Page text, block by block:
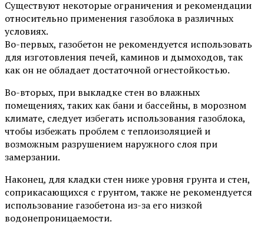
Существуют некоторые ограничения и рекомендации
относительно применения газоблока в различных
условиях.
Во-первых, газобетон не рекомендуется использовать
для изготовления печей, каминов и дымоходов, так
как он не обладает достаточной огнестойкостью.
Во-вторых, при выкладке стен во влажных
помещениях, таких как бани и бассейны, в морозном
климате, следует избегать использования газоблока,
чтобы избежать проблем с теплоизоляцией и
возможным разрушением наружного слоя при
замерзании.
Наконец, для кладки стен ниже уровня грунта и стен,
соприкасающихся с грунтом, также не рекомендуется
использование газобетона из-за его низкой
водонепроницаемости.